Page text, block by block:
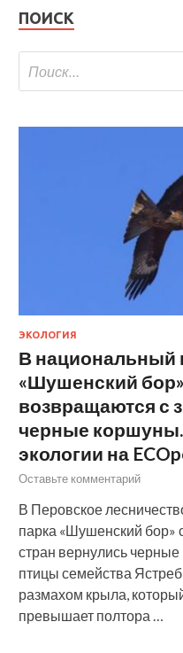
ПОИСК
ЭКОЛОГИЯ
В национальный
«Шушенский бор»
возвращаются с
черные
экологии на
Оставьте комментарий
В Перовское
парка «Шушенский бор»
стран вернулись
птицы семейства
размахом крыла,
превышает полтора …